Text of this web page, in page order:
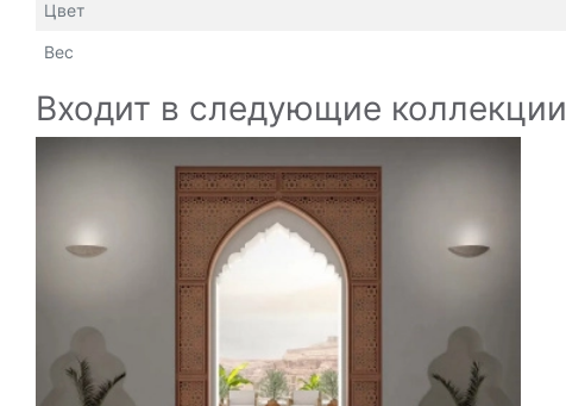
Цвет
Вес
Входит в следующие коллекции